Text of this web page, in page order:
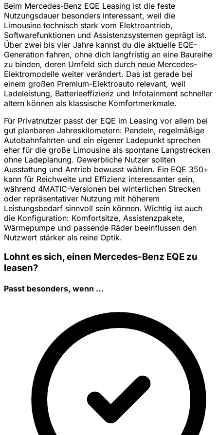
Beim Mercedes-Benz EQE Leasing ist die feste
Nutzungsdauer besonders interessant, weil die
Limousine technisch stark vom Elektroantrieb,
Softwarefunktionen und Assistenzsystemen geprägt ist.
Über zwei bis vier Jahre kannst du die aktuelle EQE-
Generation fahren, ohne dich langfristig an eine Baureihe
zu binden, deren Umfeld sich durch neue Mercedes-
Elektromodelle weiter verändert. Das ist gerade bei
einem großen Premium-Elektroauto relevant, weil
Ladeleistung, Batterieeffizienz und Infotainment schneller
altern können als klassische Komfortmerkmale.
Für Privatnutzer passt der EQE im Leasing vor allem bei
gut planbaren Jahreskilometern: Pendeln, regelmäßige
Autobahnfahrten und ein eigener Ladepunkt sprechen
eher für die große Limousine als spontane Langstrecken
ohne Ladeplanung. Gewerbliche Nutzer sollten
Ausstattung und Antrieb bewusst wählen. Ein EQE 350+
kann für Reichweite und Effizienz interessanter sein,
während 4MATIC-Versionen bei winterlichen Strecken
oder repräsentativer Nutzung mit höherem
Leistungsbedarf sinnvoll sein können. Wichtig ist auch
die Konfiguration: Komfortsitze, Assistenzpakete,
Wärmepumpe und passende Räder beeinflussen den
Nutzwert stärker als reine Optik.
Lohnt es sich, einen Mercedes-Benz EQE zu
leasen?
Passt besonders, wenn …